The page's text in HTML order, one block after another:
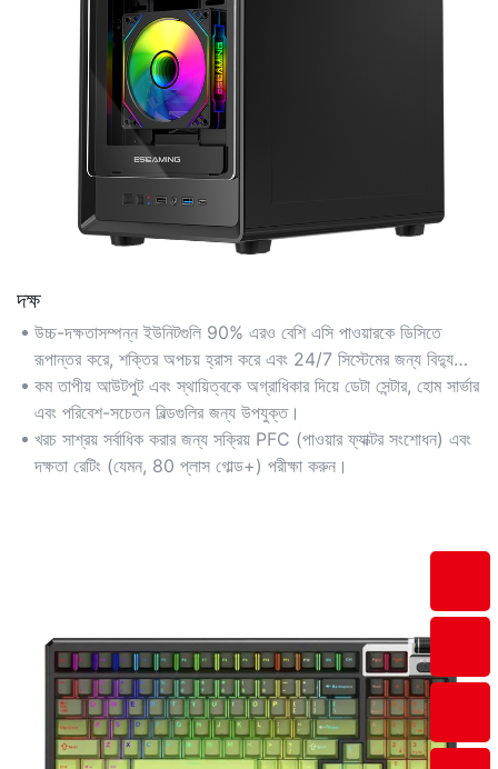
দক্ষ
উচ্চ-দক্ষতাসম্পন্ন ইউনিটগুলি 90% এরও বেশি এসি পাওয়ারকে ডিসিতে
রূপান্তর করে, শক্তির অপচয় হ্রাস করে এবং 24/7 সিস্টেমের জন্য বিদ্যুতের
খরচ কমায়।
কম তাপীয় আউটপুট এবং স্থায়িত্বকে অগ্রাধিকার দিয়ে ডেটা সেন্টার, হোম সার্ভার
এবং পরিবেশ-সচেতন বিল্ডগুলির জন্য উপযুক্ত।
খরচ সাশ্রয় সর্বাধিক করার জন্য সক্রিয় PFC (পাওয়ার ফ্যাক্টর সংশোধন) এবং
দক্ষতা রেটিং (যেমন, 80 প্লাস গোল্ড+) পরীক্ষা করুন।